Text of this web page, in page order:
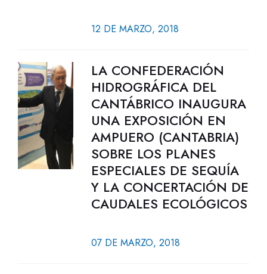
12 DE MARZO, 2018
LA CONFEDERACIÓN
HIDROGRÁFICA DEL
CANTÁBRICO INAUGURA
UNA EXPOSICIÓN EN
AMPUERO (CANTABRIA)
SOBRE LOS PLANES
ESPECIALES DE SEQUÍA
Y LA CONCERTACIÓN DE
CAUDALES ECOLÓGICOS
07 DE MARZO, 2018